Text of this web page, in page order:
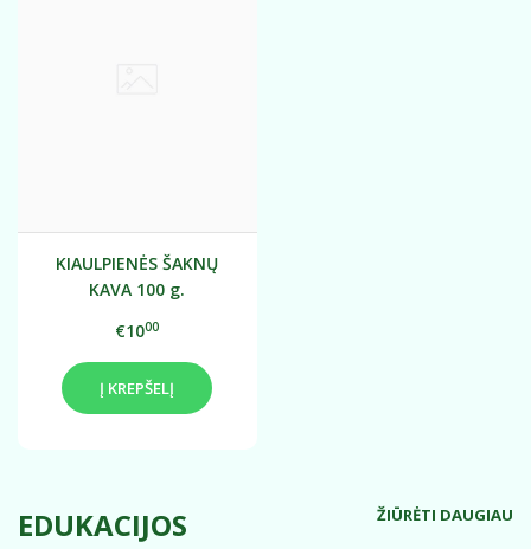
KIAULPIENĖS ŠAKNŲ
KAVA 100 g.
€1000
Į KREPŠELĮ
EDUKACIJOS ŽIŪRĖTI DAUGIAU